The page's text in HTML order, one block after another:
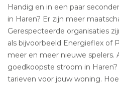
Handig en in een paar
in Haren? Er zijn meer
Gerespecteerde organisaties
als bijvoorbeeld Energieflex of
meer en meer nieuwe spelers.
goedkoopste stroom in
tarieven voor jouw woning.